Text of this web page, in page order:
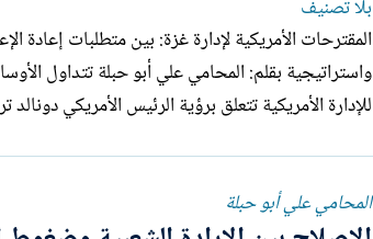
بلا تصنيف
واستراتيجية بقلم:
للإدارة الأمريكية تتعلق برؤية الرئيس الأمريكي
المحامي علي أبو حبلة